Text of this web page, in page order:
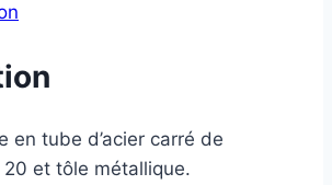
en tube d’acier carré de
et tôle métallique.